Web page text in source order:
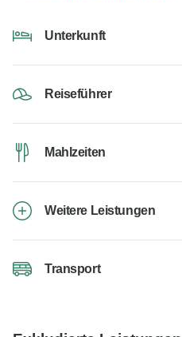
Unterkunft
Reiseführer
Mahlzeiten
Weitere Leistungen
Transport